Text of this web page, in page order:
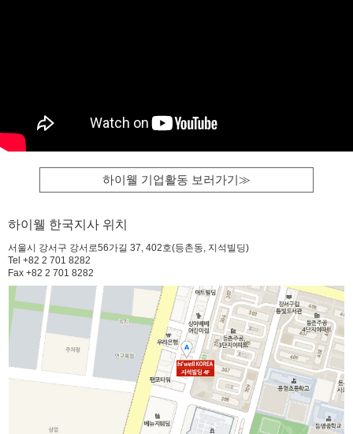
하이웰 기업활동 보러가기≫
하이웰 한국지사 위치
서울시 강서구 강서로56가길 37, 402호(등촌동, 지석빌딩)
Tel +82 2 701 8282
Fax +82 2 701 8282